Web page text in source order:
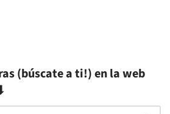
(búscate a ti!) en la web